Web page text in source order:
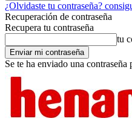
¿Olvidaste tu contraseña?
Recuperación de contraseña
Recupera tu contraseña
tu
Se te ha enviado una